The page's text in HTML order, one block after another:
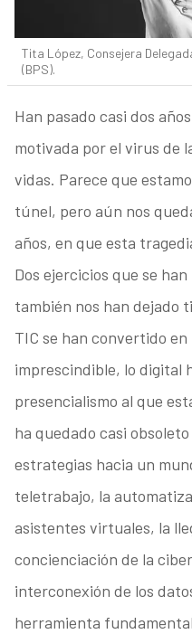
Tita López, Consejera
(BPS).
Han pasado casi dos
motivada por el virus de
vidas. Parece que
túnel, pero aún nos
años, en que esta
Dos ejercicios que se
también nos han dejado
TIC se han convertido
imprescindible, lo digital
presencialismo al que
ha quedado casi
estrategias hacia un
teletrabajo, la
asistentes virtuales, la
concienciación de la
interconexión de los
herramienta